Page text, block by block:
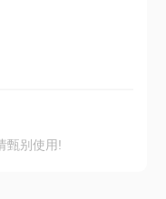
甄别使用!